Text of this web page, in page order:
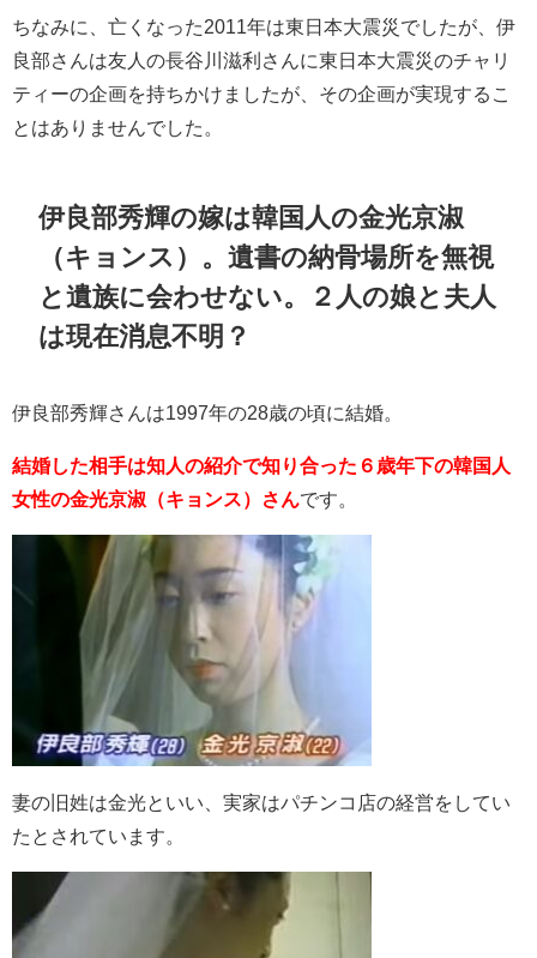
ちなみに、亡くなった2011年は東日本大震災でしたが、伊
良部さんは友人の長谷川滋利さんに東日本大震災のチャリ
ティーの企画を持ちかけましたが、その企画が実現するこ
とはありませんでした。
伊良部秀輝の嫁は韓国人の金光京淑
（キョンス）。遺書の納骨場所を無視
と遺族に会わせない。
２人の娘と夫人
は現在消息不明？
伊良部秀輝さんは1997年の28歳の頃に結婚。
結婚した相手は知人の紹介で知り合った６歳年下の韓国人
女性の金光京淑（キョンス）さんです。
妻の旧姓は金光といい、実家はパチンコ店の経営をしてい
たとされています。